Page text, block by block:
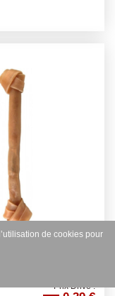
Prix Drive :
de cookies pour